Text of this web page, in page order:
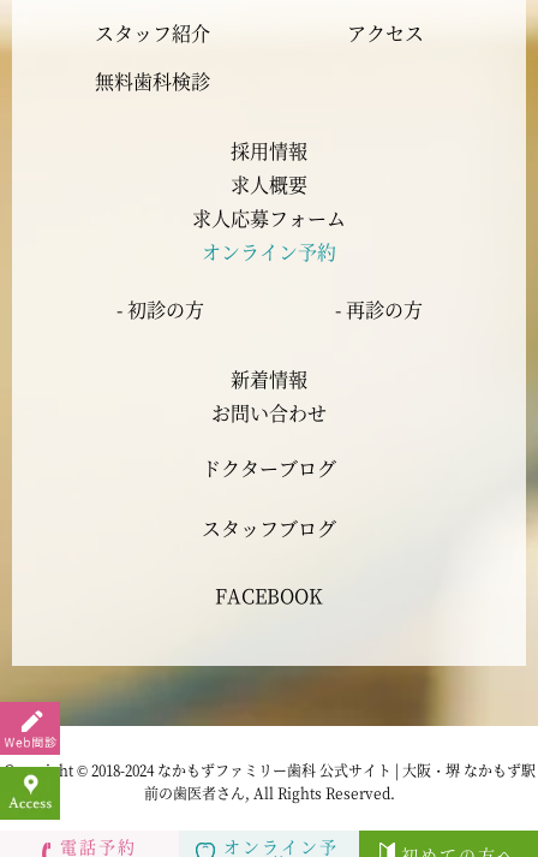
電話予約 オンライン予
2023年8月
2023年7月
2023年4月
2023年3月
2023年2月
2023年1月
2022年12月
2022年10月
スタッフ紹介
アクセス
無料歯科検診
採用情報
求人概要
求人応募フォーム
オンライン予約
- 初診の方 - 再診の方
新着情報
お問い合わせ
ドクターブログ
スタッフブログ
FACEBOOK
Copyright © 2018-2024 なかもずファミリー歯科 公式サイト | 大阪・堺 なかもず駅
前の歯医者さん, All Rights Reserved.